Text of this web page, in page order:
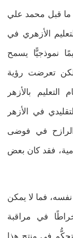
ما قبل محمد علي
الأزهري في
نموذجيًّا يسمح
تعرضت رؤية
بالأزهر
في الأزهر
في فوضى
فقد كان بعض
نفسه، فما لا يمكن
في مراقبة
في منتج هذا